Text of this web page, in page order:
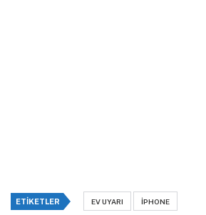
ETIKETLER EV UYARI IPHONE